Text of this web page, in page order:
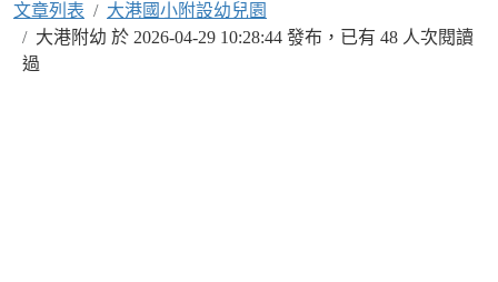
文章列表
大港國小附設幼兒園
大港附幼 於 2026-04-29 10:28:44 發布，已有 48 人次閱讀
過